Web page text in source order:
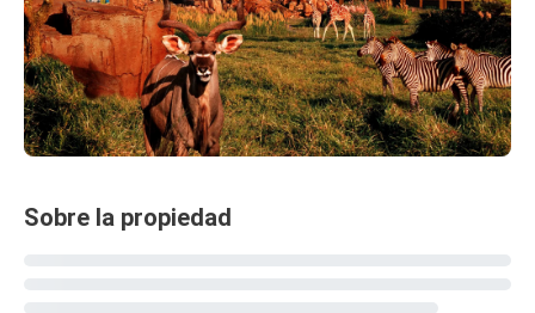
Sobre la propiedad